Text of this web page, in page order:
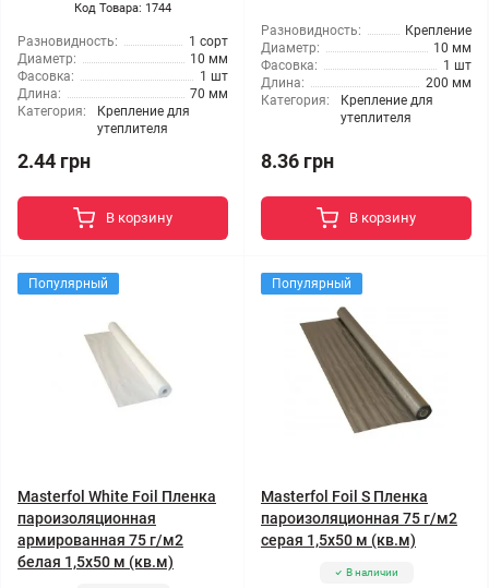
Код Товара: 1744
Разновидность:
1 сорт
Диаметр:
10 мм
Фасовка:
1 шт
Длина:
70 мм
Категория:
Крепление для
утеплителя
2.44 грн
В корзину
Разновидность:
Крепление
Диаметр:
10 мм
Фасовка:
1 шт
Длина:
200 мм
Категория:
Крепление для
утеплителя
8.36 грн
В корзину
Популярный
Masterfol White Foil Пленка
пароизоляционная
армированная 75 г/м2
белая 1,5x50 м (кв.м)
Популярный
Masterfol Foil S Пленка
пароизоляционная 75 г/м2
серая 1,5x50 м (кв.м)
В наличии